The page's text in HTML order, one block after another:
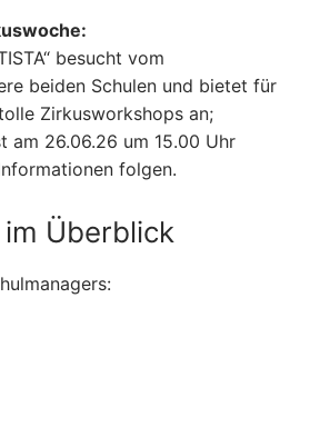
besucht vom
beiden Schulen und bietet für
Zirkusworkshops an;
am 26.06.26 um 15.00 Uhr
folgen.
Überblick